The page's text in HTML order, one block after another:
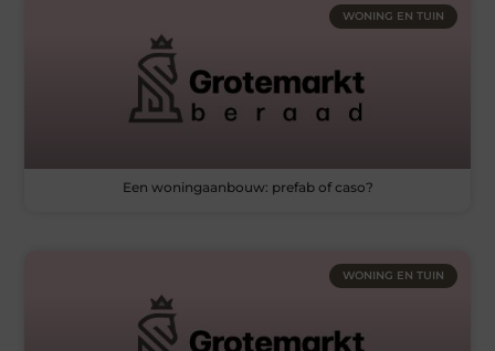
WONING EN TUIN
Een woningaanbouw: prefab of caso?
WONING EN TUIN